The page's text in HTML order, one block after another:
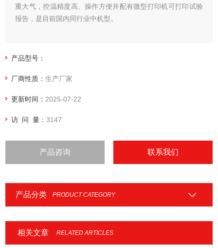
重大气，控温精度高、操作方便并配有微型打印机可打印试验
报告，是目前国内同行业中机型。
产品型号：
厂商性质：生产厂家
更新时间： 2025-07-22
访 问 量：3147
产品咨询 联系我们
产品分类 PRODUCT CATEGORY
相关文章 RELATED ARTICLES